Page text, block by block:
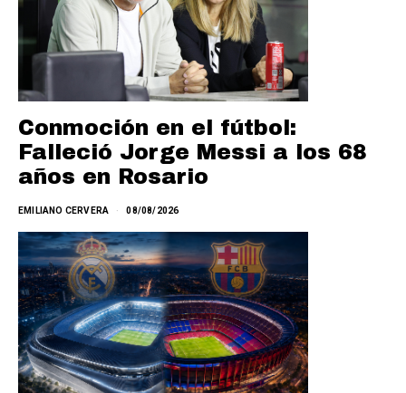
Conmoción en el fútbol:
Falleció Jorge Messi a los 68
años en Rosario
EMILIANO CERVERA 08/08/2026